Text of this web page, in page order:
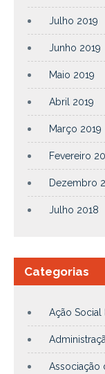
Julho 2019
Junho 2019
Maio 2019
Abril 2019
Março 2019
Fevereiro
Dezembro
Julho 2018
Categorias
Ação Social
Associação